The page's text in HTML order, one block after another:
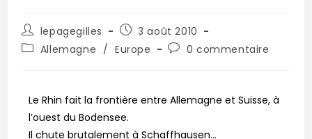
lepagegilles
3 août 2010
Allemagne / Europe 0 commentaire
Le Rhin fait la frontière entre Allemagne et Suisse, à
l’ouest du Bodensee.
Il chute brutalement à Schaffhausen…